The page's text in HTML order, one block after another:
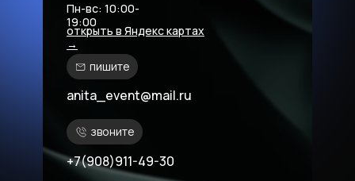
Пн-вс: 10:00-
19:00
открыть в Яндекс картах
→
+7(908)911-49-30
anita_event@mail.ru
пишите
звоните